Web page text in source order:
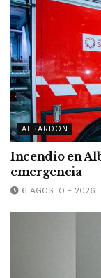
ALBARDON
Incendio en
emergencia
6 AGOSTO - 2026